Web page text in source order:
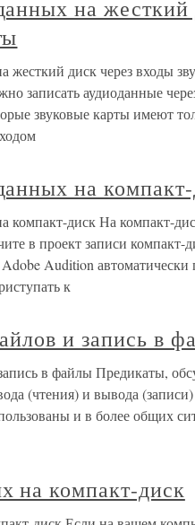
на жесткий
жесткий диск через входы
записать аудиоданные
звуковые карты имеют
на
компакт-диск На компакт-
в проект записи компакт-
Audition
к
и запись в
в файлы Предикаты,
(чтения) и вывода
и в более общих
на компакт-диск